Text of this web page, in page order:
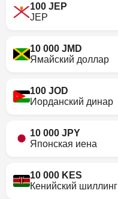
100 JEP
JEP
10 000 JMD
Ямайский доллар
100 JOD
Иорданский динар
10 000 JPY
Японская иена
10 000 KES
Кенийский шиллинг